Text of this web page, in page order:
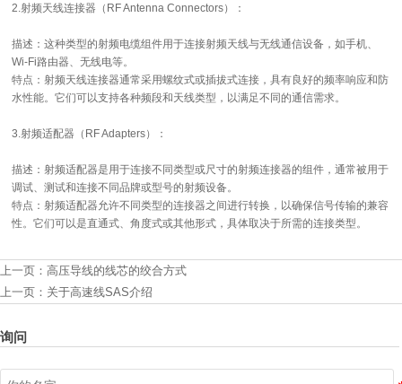
2.射频天线连接器（RF Antenna Connectors）：
描述：这种类型的射频电缆组件用于连接射频天线与无线通信设备，如手机、
Wi-Fi路由器、无线电等。
特点：射频天线连接器通常采用螺纹式或插拔式连接，具有良好的频率响应和防
水性能。它们可以支持各种频段和天线类型，以满足不同的通信需求。
3.射频适配器（RF Adapters）：
描述：射频适配器是用于连接不同类型或尺寸的射频连接器的组件，通常被用于
调试、测试和连接不同品牌或型号的射频设备。
特点：射频适配器允许不同类型的连接器之间进行转换，以确保信号传输的兼容
性。它们可以是直通式、角度式或其他形式，具体取决于所需的连接类型。
上一页： 高压导线的线芯的绞合方式
上一页： 关于高速线SAS介绍
询问